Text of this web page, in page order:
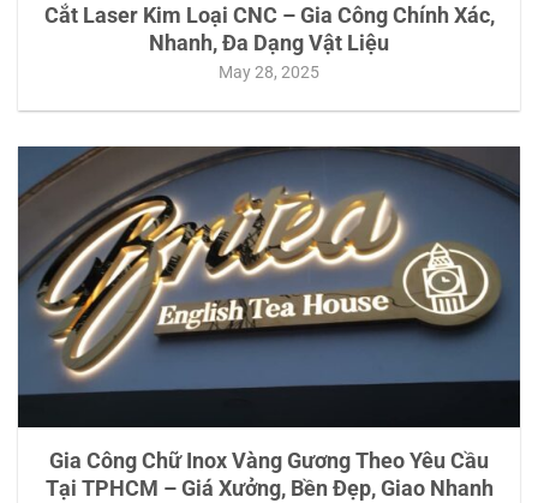
Cắt Laser Kim Loại CNC – Gia Công Chính Xác,
Nhanh, Đa Dạng Vật Liệu
May 28, 2025
Gia Công Chữ Inox Vàng Gương Theo Yêu Cầu
Tại TPHCM – Giá Xưởng, Bền Đẹp, Giao Nhanh